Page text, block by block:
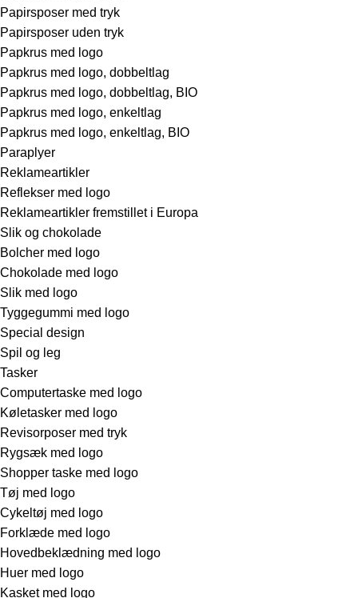
Papirsposer med tryk
Papirsposer uden tryk
Papkrus med logo
Papkrus med logo, dobbeltlag
Papkrus med logo, dobbeltlag, BIO
Papkrus med logo, enkeltlag
Papkrus med logo, enkeltlag, BIO
Paraplyer
Reklameartikler
Reflekser med logo
Reklameartikler fremstillet i Europa
Slik og chokolade
Bolcher med logo
Chokolade med logo
Slik med logo
Tyggegummi med logo
Special design
Spil og leg
Tasker
Computertaske med logo
Køletasker med logo
Revisorposer med tryk
Rygsæk med logo
Shopper taske med logo
Tøj med logo
Cykeltøj med logo
Forklæde med logo
Hovedbeklædning med logo
Huer med logo
Kasket med logo